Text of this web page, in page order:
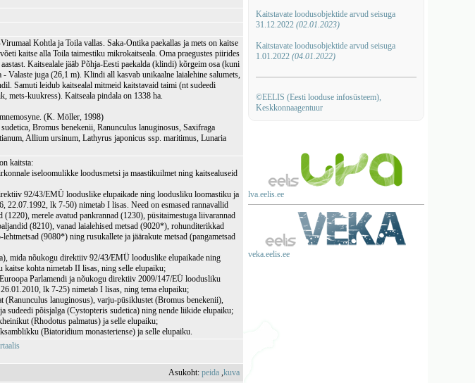
Kaitstavate loodusobjektide arvud seisuga
31.12.2022 (02.01.2023)
Kaitstavate loodusobjektide arvud seisuga
1.01.2022 (04.01.2022)
©EELIS (Eesti looduse infosüsteem),
Keskkonnaagentuur
lva.eelis.ee
veka.eelis.ee
Kohtla ja Toila vallas. Saka-Ontika paekallas ja mets on kaitse
kaitse alla Toila taimestiku mikrokaitseala. Oma praegustes piirides
Kaitsealale jääb Põhja-Eesti paekalda (klindi) kõrgeim osa (kuni
Valaste juga (26,1 m). Klindi all kasvab unikaalne laialehine salumets,
Samuti leidub kaitsealal mitmeid kaitstavaid taimi (nt sudeedi
mets-kuukress). Kaitseala pindala on 1338 ha.
(K. Möller, 1998)
Bromus benekenii, Ranunculus lanuginosus, Saxifraga
Allium ursinum, Lathyrus japonicus ssp. maritimus, Lunaria
kaitsta:
iseloomulikke loodusmetsi ja maastikuilmet ning kaitsealuseid
92/43/EMÜ looduslike elupaikade ning loodusliku loomastiku ja
22.07.1992, lk 7-50) nimetab I lisas. Need on esmased rannavallid
merele avatud pankrannad (1230), püsitaimestuga liivarannad
(8210), vanad laialehised metsad (9020*), rohunditerikkad
(9080*) ning rusukallete ja jäärakute metsad (pangametsad
mida nõukogu direktiiv 92/43/EMÜ looduslike elupaikade ning
kohta nimetab II lisas, ning selle elupaiku;
Parlamendi ja nõukogu direktiiv 2009/147/EÜ loodusliku
lk 7-25) nimetab I lisas, ning tema elupaiku;
(Ranunculus lanuginosus), varju-püsiklustet (Bromus benekenii),
sudeedi põisjalga (Cystopteris sudetica) ning nende liikide elupaiku;
(Rhodotus palmatus) ja selle elupaiku;
(Biatoridium monasteriense) ja selle elupaiku.
Asukoht:peida ,kuva